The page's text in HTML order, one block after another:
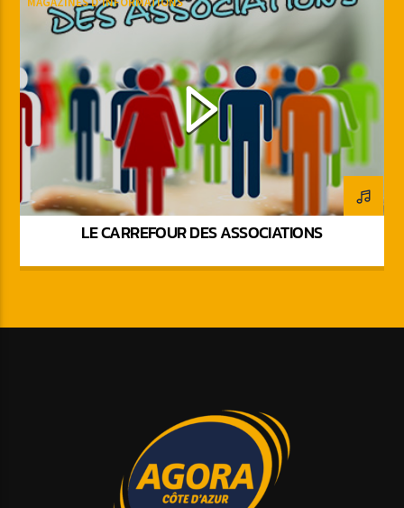
LE CARREFOUR DES ASSOCIATIONS